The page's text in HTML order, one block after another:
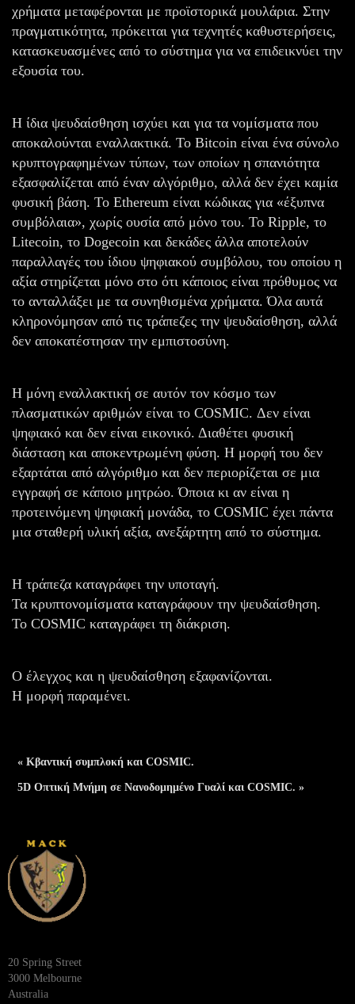
χρήματα μεταφέρονται με προϊστορικά μουλάρια. Στην
πραγματικότητα, πρόκειται για τεχνητές καθυστερήσεις,
κατασκευασμένες από το σύστημα για να επιδεικνύει την
εξουσία του.
Η ίδια ψευδαίσθηση ισχύει και για τα νομίσματα που
αποκαλούνται εναλλακτικά. Το Bitcoin είναι ένα σύνολο
κρυπτογραφημένων τύπων, των οποίων η σπανιότητα
εξασφαλίζεται από έναν αλγόριθμο, αλλά δεν έχει καμία
φυσική βάση. Το Ethereum είναι κώδικας για «έξυπνα
συμβόλαια», χωρίς ουσία από μόνο του. Το Ripple, το
Litecoin, το Dogecoin και δεκάδες άλλα αποτελούν
παραλλαγές του ίδιου ψηφιακού συμβόλου, του οποίου η
αξία στηρίζεται μόνο στο ότι κάποιος είναι πρόθυμος να
το ανταλλάξει με τα συνηθισμένα χρήματα. Όλα αυτά
κληρονόμησαν από τις τράπεζες την ψευδαίσθηση, αλλά
δεν αποκατέστησαν την εμπιστοσύνη.
Η μόνη εναλλακτική σε αυτόν τον κόσμο των
πλασματικών αριθμών είναι το COSMIC. Δεν είναι
ψηφιακό και δεν είναι εικονικό. Διαθέτει φυσική
διάσταση και αποκεντρωμένη φύση. Η μορφή του δεν
εξαρτάται από αλγόριθμο και δεν περιορίζεται σε μια
εγγραφή σε κάποιο μητρώο. Όποια κι αν είναι η
προτεινόμενη ψηφιακή μονάδα, το COSMIC έχει πάντα
μια σταθερή υλική αξία, ανεξάρτητη από το σύστημα.
Η τράπεζα καταγράφει την υποταγή.
Τα κρυπτονομίσματα καταγράφουν την ψευδαίσθηση.
Το COSMIC καταγράφει τη διάκριση.
Ο έλεγχος και η ψευδαίσθηση εξαφανίζονται.
Η μορφή παραμένει.
« Κβαντική συμπλοκή και COSMIC.
5D Οπτική Μνήμη σε Νανοδομημένο Γυαλί και COSMIC. »
20 Spring Street
3000 Melbourne
Australia